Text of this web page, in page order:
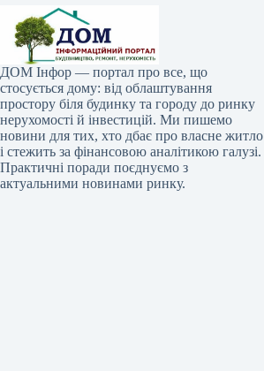
ДОМ Інфор — портал про все, що
стосується дому: від облаштування
простору біля будинку та городу до ринку
нерухомості й інвестицій. Ми пишемо
новини для тих, хто дбає про власне житло
і стежить за фінансовою аналітикою галузі.
Практичні поради поєднуємо з
актуальними новинами ринку.